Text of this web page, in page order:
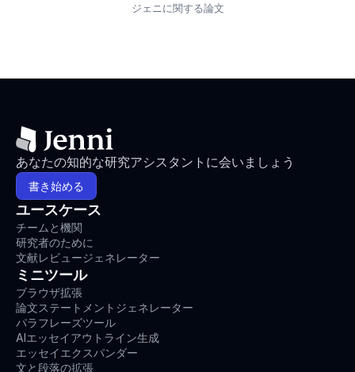
ジェニに関する論文
あなたの知的な研究アシスタントに会いましょう
書き始める
ユースケース
チームと機関
研究者のために
文献レビュージェネレーター
ミニツール
ブラウザ拡張
論文ステートメントジェネレーター
パラフレーズツール
AIエッセイアウトライン生成
エッセイエクスパンダー
文と段落の拡張